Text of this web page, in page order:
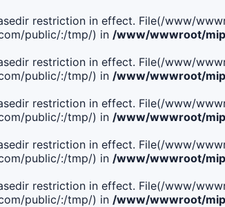
restriction in effect. File(/www/
public/:/tmp/) in /www/wwwroot/
restriction in effect. File(/www/
public/:/tmp/) in /www/wwwroot/
restriction in effect. File(/www/
public/:/tmp/) in /www/wwwroot/
restriction in effect. File(/www/
public/:/tmp/) in /www/wwwroot/
restriction in effect. File(/www/
public/:/tmp/) in /www/wwwroot/